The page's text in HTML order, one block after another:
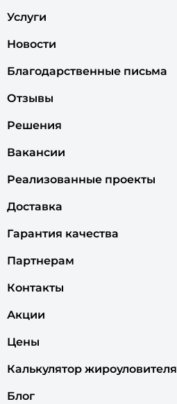
Услуги
Новости
Благодарственные письма
Отзывы
Решения
Вакансии
Реализованные проекты
Доставка
Гарантия качества
Партнерам
Контакты
Акции
Цены
Калькулятор жироуловителя
Блог